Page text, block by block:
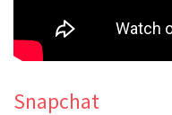
Snapchat